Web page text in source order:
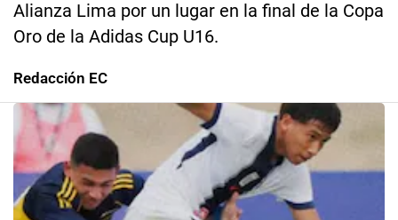
Alianza Lima por un lugar en la final de la Copa
Oro de la Adidas Cup U16.
Redacción EC